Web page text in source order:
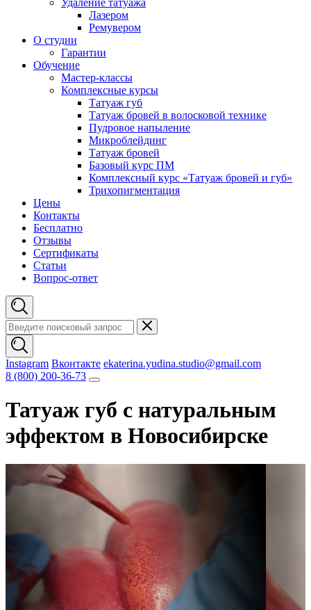
Удаление татуажа
Лазером
Ремувером
О студии
Гарантии
Обучение
Мастер-классы
Комплексные курсы
Татуаж губ
Татуаж бровей в волосковой технике
Пудровое напыление
Микроблейдинг
Татуаж бровей
Базовый курс ПМ
Комплексный курс «Татуаж бровей и губ»
Трихопигментация
Цены
Контакты
Бесплатно
Отзывы
Сертификаты
Статьи
Вопрос-ответ
Instagram Вконтакте ekaterina.yudina.studio@gmail.com
8 (800) 200-36-73
Татуаж губ с натуральным
эффектом в Новосибирске